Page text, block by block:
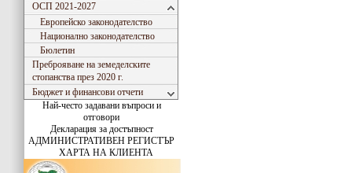
ОСП 2021-2027
Европейско законодателство
Национално законодателство
Бюлетин
Преброяване на земеделските
стопанства през 2020 г.
Бюджет и финансови отчети
Най-често задавани въпроси и
отговори
Декларация за достъпност
АДМИНИСТРАТИВЕН РЕГИСТЪР
ХАРТА НА КЛИЕНТА